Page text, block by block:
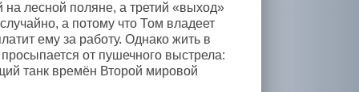
лесной поляне, а третий «выход»
а потому что Том владеет
ему за работу. Однако жить в
от пушечного выстрела:
танк времён Второй мировой